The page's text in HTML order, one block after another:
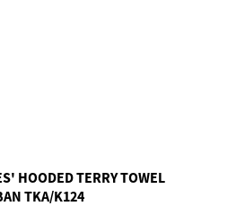
HOODED TERRY TOWEL
TKA/K124